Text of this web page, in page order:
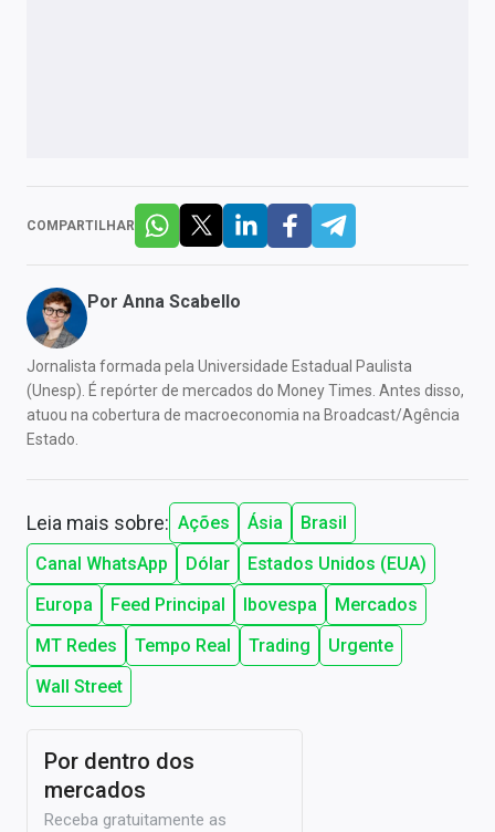
COMPARTILHAR
Por Anna Scabello
Jornalista formada pela Universidade Estadual Paulista
(Unesp). É repórter de mercados do Money Times. Antes disso,
atuou na cobertura de macroeconomia na Broadcast/Agência
Estado.
Leia mais sobre: Ações Ásia
Brasil
Canal WhatsApp
Dólar
Estados Unidos (EUA)
Europa
Feed Principal Ibovespa
Mercados
MT Redes
Tempo Real Trading
Urgente
Wall Street
Por dentro dos
mercados
Receba gratuitamente as